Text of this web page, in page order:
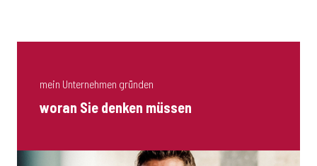
mein Unternehmen gründen
woran Sie denken müssen